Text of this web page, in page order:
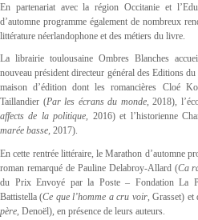
En partenariat avec la région Occitanie et
d’automne programme également de nombreux
littérature néerlandophone et des métiers du livre.
La librairie toulousaine Ombres Blanches
nouveau président directeur général des Editions
maison d’édition dont les romancières Cloé
Taillandier (Par les écrans du monde,2018),
affects de la politique, 2016) et l’historienne
marée basse, 2017).
En cette rentrée littéraire, le Marathon d’automne
roman remarqué de Pauline Delabroy-Allard (Ca
du Prix Envoyé par la Poste – Fondation La
Battistella (Ce que l’homme a cru voir, Grasset) et
père, Denoël), en présence de leurs auteurs.